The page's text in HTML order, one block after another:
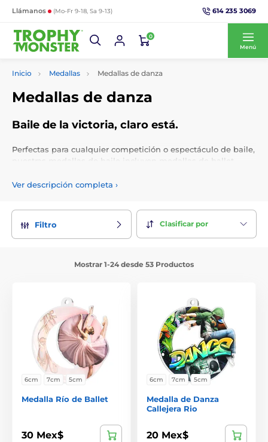
Llámanos (Mo-Fr 9-18, Sa 9-13) 614 235 3069
0
Menú
Inicio Medallas Medallas de danza
Medallas de danza
Baile de la victoria, claro está.
Perfectas para cualquier competición o espectáculo de baile,
nuestras medallas de baile incluyen medallas de ballet,
medallas de baile de salón, medallas de baile hip hop y
Ver descripción completa ›
Filtro Clasificar por
Mostrar 1-24 desde 53 Productos
6cm 7cm 5cm
Medalla Río de Ballet
30 Mex$
6cm 7cm 5cm
Medalla de Danza
Callejera Rio
20 Mex$